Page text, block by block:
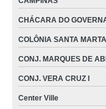
venda de órtese para
órtese para extensão de
venda de órtese para
colares cervicais regulável
CHÁCARA DO
COLÔNIA SANTA MARTA
CONJ. MARQUES DE
CONJ. VERA CRUZ I
Center Ville